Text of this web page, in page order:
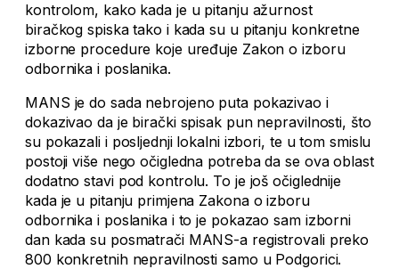
kontrolom, kako kada je u pitanju ažurnost
biračkog spiska tako i kada su u pitanju konkretne
izborne procedure koje uređuje Zakon o izboru
odbornika i poslanika.
MANS je do sada nebrojeno puta pokazivao i
dokazivao da je birački spisak pun nepravilnosti, što
su pokazali i posljednji lokalni izbori, te u tom smislu
postoji više nego očigledna potreba da se ova oblast
dodatno stavi pod kontrolu. To je još očiglednije
kada je u pitanju primjena Zakona o izboru
odbornika i poslanika i to je pokazao sam izborni
dan kada su posmatrači MANS-a registrovali preko
800 konkretnih nepravilnosti samo u Podgorici.